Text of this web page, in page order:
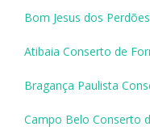
Bom Jesus dos
Atibaia Conserto de
Bragança Paulista
Campo Belo Conserto